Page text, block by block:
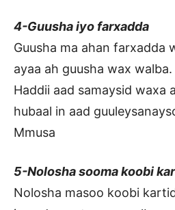
4-Guusha iyo farxadda
Guusha ma ahan farxadda
ayaa ah guusha wax walba.
Haddii aad samaysid waxa
hubaal in aad
Mmusa
5-Nolosha sooma koobi
Nolosha masoo koobi